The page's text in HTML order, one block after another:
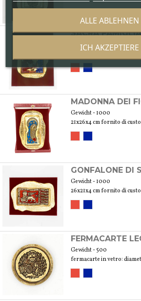
SACRA FAMIGLIA
Gewicht - 2200
MADONNA DEI
Gewicht - 1000
21x26x4 cm fornito di
GONFALONE DI
Gewicht - 1000
26x21x4 cm fornito di
FERMACARTE
Gewicht - 500
ALLE ABLEHNEN
ICH AKZEPTIERE